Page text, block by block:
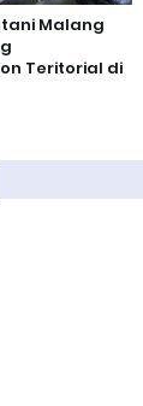
Malang
Teritorial di